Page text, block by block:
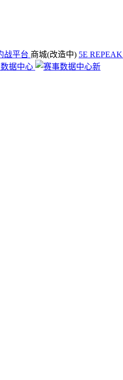
战平台 商城(改造中) 5E REPEAK